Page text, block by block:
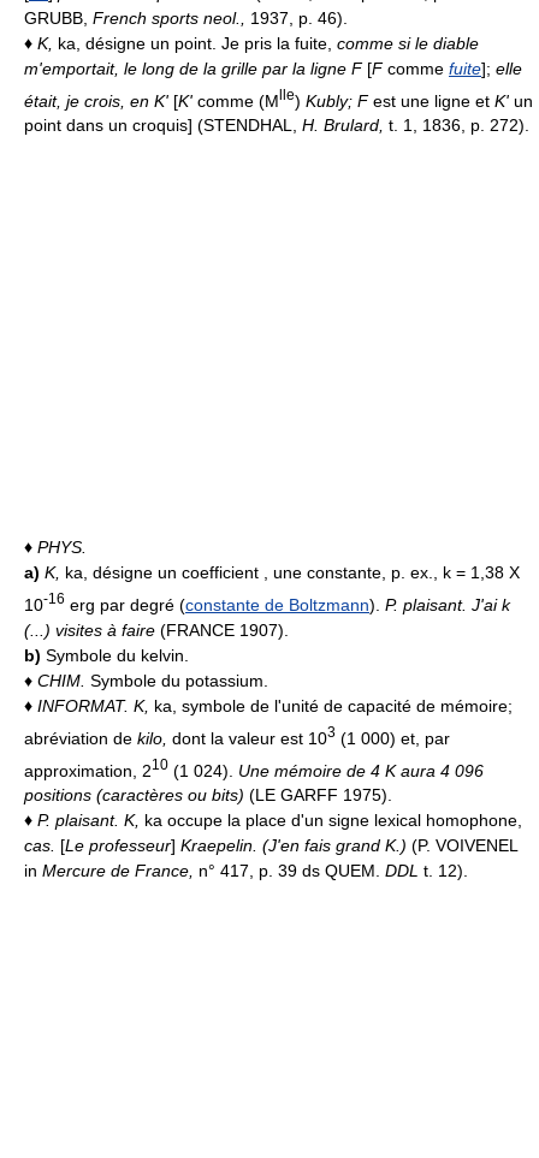
GRUBB, French sports neol., 1937, p. 46).
♦ K, ka, désigne un point. Je pris la fuite, comme si le diable
m'emportait, le long de la grille par la ligne F [Fcomme fuite]; elle
était, je crois, en K' [K' comme (Mlle) Kubly; Fest une ligne et K' un
point dans un croquis] (STENDHAL, H. Brulard, t. 1, 1836, p. 272).
♦ PHYS.
a) K, ka, désigne un coefficient , une constante, p. ex., k = 1,38 X
10-16 erg par degré (constante de Boltzmann). P. plaisant. J'ai k
(...) visites à faire (FRANCE 1907).
b) Symbole du kelvin.
♦ CHIM. Symbole du potassium.
♦ INFORMAT. K, ka, symbole de l'unité de capacité de mémoire;
abréviation de kilo, dont la valeur est 103 (1 000) et, par
approximation, 210 (1 024). Une mémoire de 4 K aura 4 096
positions (caractères ou bits) (LE GARFF 1975).
♦ P. plaisant. K, ka occupe la place d'un signe lexical homophone,
cas. [Le professeur] Kraepelin. (J'en fais grand K.) (P. VOIVENEL
in Mercure de France, n° 417, p. 39 ds QUEM. DDL t. 12).